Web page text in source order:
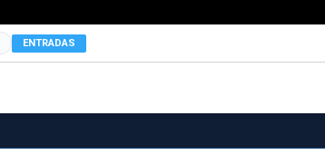
ENTRADAS